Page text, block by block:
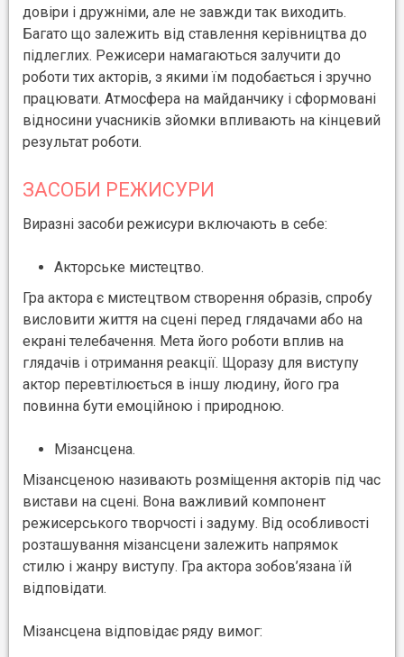
довіри і дружніми, але не завжди так виходить.
Багато що залежить від ставлення керівництва до
підлеглих. Режисери намагаються залучити до
роботи тих акторів, з якими їм подобається і зручно
працювати. Атмосфера на майданчику і сформовані
відносини учасників зйомки впливають на кінцевий
результат роботи.
ЗАСОБИ РЕЖИСУРИ
Виразні засоби режисури включають в себе:
Акторське мистецтво.
Гра актора є мистецтвом створення образів, спробу
висловити життя на сцені перед глядачами або на
екрані телебачення. Мета його роботи вплив на
глядачів і отримання реакції. Щоразу для виступу
актор перевтілюється в іншу людину, його гра
повинна бути емоційною і природною.
Мізансцена.
Мізансценою називають розміщення акторів під час
вистави на сцені. Вона важливий компонент
режисерського творчості і задуму. Від особливості
розташування мізансцени залежить напрямок
стилю і жанру виступу. Гра актора зобов’язана їй
відповідати.
Мізансцена відповідає ряду вимог: